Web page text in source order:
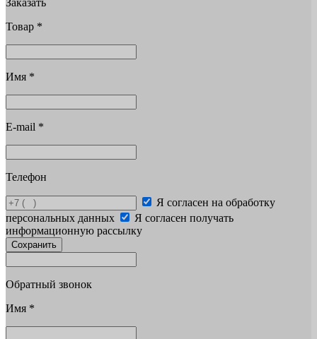
Товар *
Имя *
E-mail *
Телефон
Я согласен на обработку
персональных данных
Я согласен получать
информационную рассылку
Сохранить
Обратный звонок
Имя *